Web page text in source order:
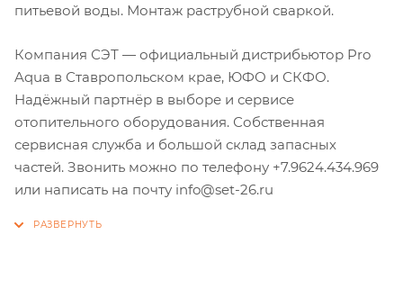
питьевой воды. Монтаж раструбной сваркой.
Компания СЭТ — официальный дистрибьютор Pro
Aqua в Ставропольском крае, ЮФО и СКФО.
Надёжный партнёр в выборе и сервисе
отопительного оборудования. Собственная
сервисная служба и большой склад запасных
частей. Звонить можно по телефону +7.9624.434.969
или написать на почту info@set-26.ru